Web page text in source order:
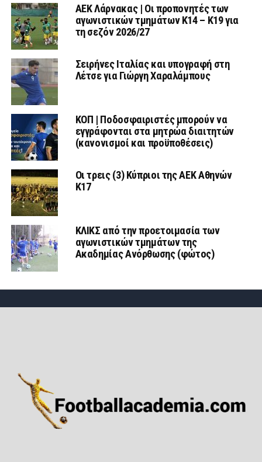
AEK Λάρνακας | Οι προπονητές των
αγωνιστικών τμημάτων Κ14 – Κ19 για
τη σεζόν 2026/27
Σειρήνες Ιταλίας και υπογραφή στη
Λέτσε για Γιώργη Χαραλάμπους
ΚΟΠ | Ποδοσφαιριστές μπορούν να
εγγράφονται στα μητρώα διαιτητών
(κανονισμοί και προϋποθέσεις)
Οι τρεις (3) Κύπριοι της ΑΕΚ Αθηνών
Κ17
ΚΛΙΚΣ από την προετοιμασία των
αγωνιστικών τμημάτων της
Ακαδημίας Ανόρθωσης (φώτος)